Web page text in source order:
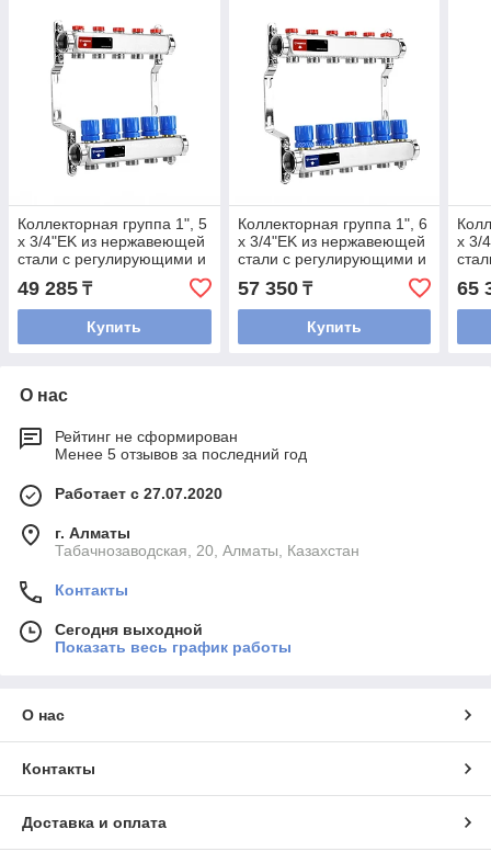
Коллекторная группа 1", 5
x 3/4"EK из нержавеющей
стали с регулирующими и
балансировочными
клапанами Varmega
49 285 ₸
Купить
Коллекторная группа 1", 6
x 3/4"EK из нержавеющей
стали с регулирующими и
балансировочными
клапанами Varmega
57 350₸
Купить
x 3/
65
О нас
Рейтинг не сформирован
Менее 5 отзывов за последний год
Работает с 27.07.2020
г. Алматы
Табачнозаводская, 20, Алматы, Казахстан
Контакты
Сегодня выходной
Показать весь график работы
О нас
Контакты
Доставка и оплата